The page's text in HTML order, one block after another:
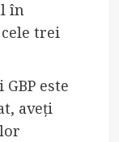
în
trei
este
aveți